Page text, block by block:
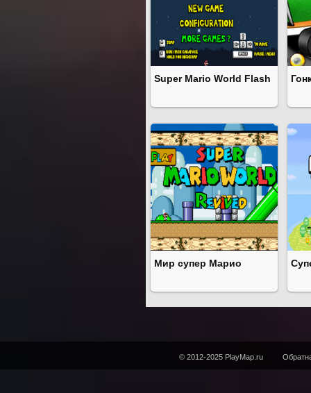
Super Mario World Flash
Мир супер Марио
© 2012-2025 PlayMap.ru